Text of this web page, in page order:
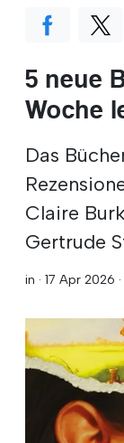
5 neue
Woche
Das
Claire
Gertrude
in · 17 Apr 2026 ·